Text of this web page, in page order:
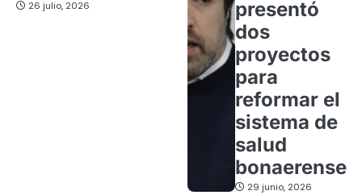
26 julio, 2026
presentó
dos
proyectos
para
reformar el
sistema de
salud
bonaerense
29 junio, 2026